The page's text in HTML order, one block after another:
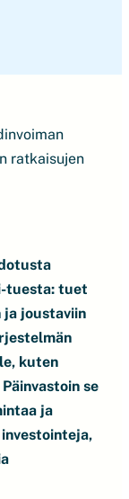
ratkaisujen
tuesta: tuet
ja joustaviin
kuten
se
ja